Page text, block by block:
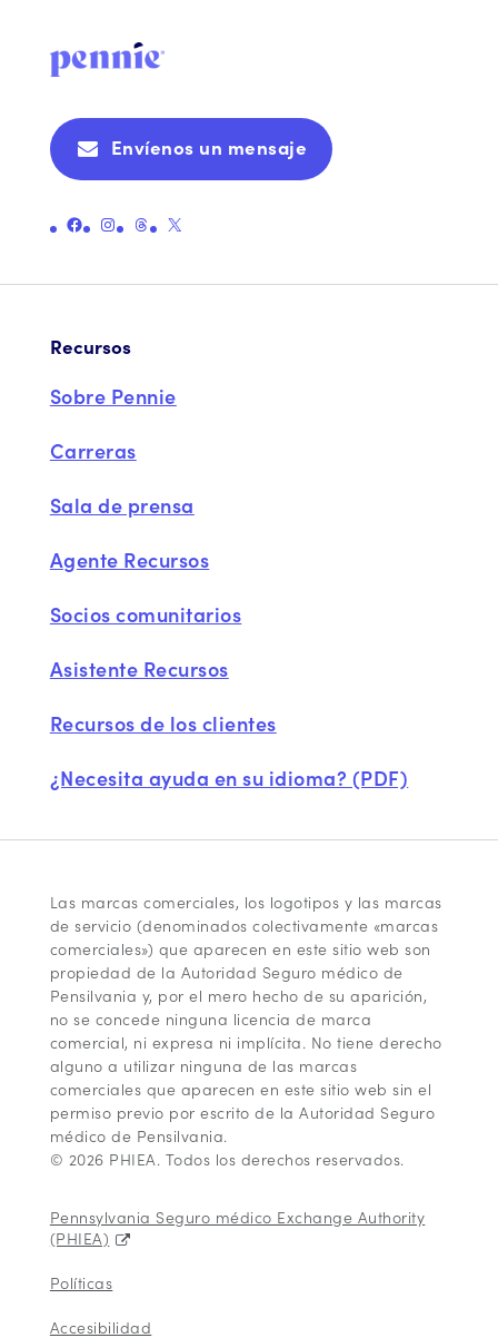
Envíenos un mensaje
Enlace a la página oficial de Pennie en Facebook
Enlace a la página oficial de Instagram de PennieEnlace a la página oficial de hilos de PennieEnlace a la página oficial X (antes Twitter) de Pennie
Recursos
Sobre Pennie
Carreras
Sala de prensa
Agente Recursos
Socios comunitarios
Asistente Recursos
Recursos de los clientes
¿Necesita ayuda en su idioma? (PDF)
Las marcas comerciales, los logotipos y las marcas
de servicio (denominados colectivamente «marcas
comerciales») que aparecen en este sitio web son
propiedad de la Autoridad Seguro médico de
Pensilvania y, por el mero hecho de su aparición,
no se concede ninguna licencia de marca
comercial, ni expresa ni implícita. No tiene derecho
alguno a utilizar ninguna de las marcas
comerciales que aparecen en este sitio web sin el
permiso previo por escrito de la Autoridad Seguro
médico de Pensilvania.
© 2026 PHIEA. Todos los derechos reservados.
Pennsylvania Seguro médico Exchange Authority
(PHIEA)
Políticas
Accesibilidad